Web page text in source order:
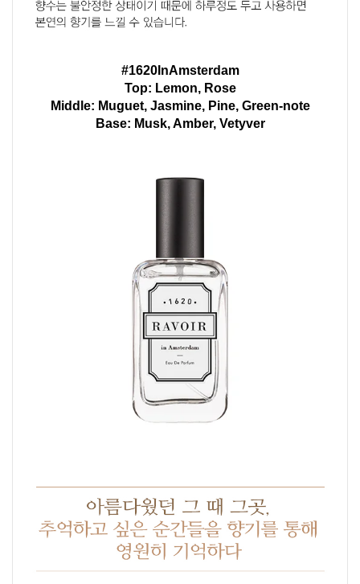
#1620InAmsterdam
Top: Lemon, Rose
Middle: Muguet, Jasmine, Pine, Green-note
Base: Musk, Amber, Vetyver